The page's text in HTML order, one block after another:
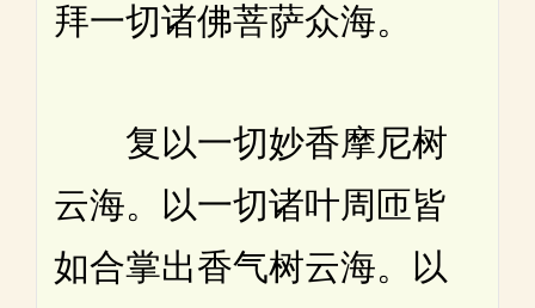
拜一切诸佛菩萨众海。
复以一切妙香摩尼树
云海。以一切诸叶周匝皆
如合掌出香气树云海。以